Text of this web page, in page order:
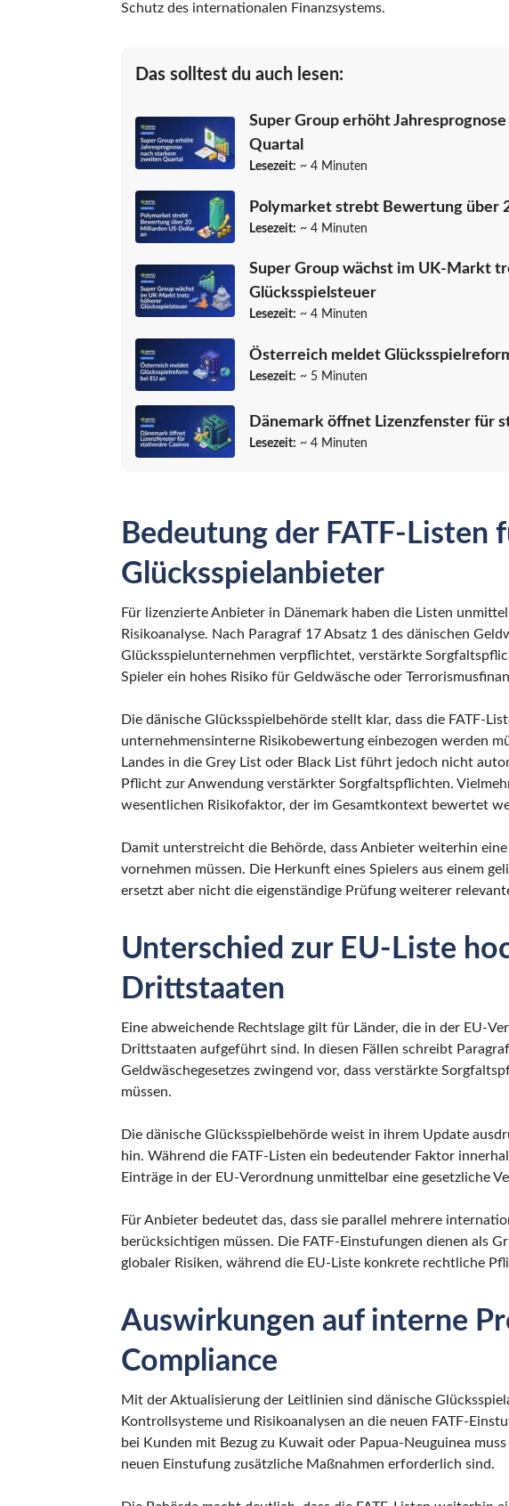
Schutz des internationalen Finanzsystems.
Das solltest du auch lesen:
Super Group erhöht
Quartal
Lesezeit: ~ 4 Minuten
Polymarket strebt Bewertung über
Lesezeit: ~ 4 Minuten
Super Group wächst im UK-Markt
Glücksspielsteuer
Lesezeit: ~ 4 Minuten
Österreich meldet
Lesezeit: ~ 5 Minuten
Dänemark öffnet Lizenzfenster für
Lesezeit: ~ 4 Minuten
Bedeutung der FATF-Listen
Glücksspielanbieter
Für lizenzierte Anbieter in Dänemark haben die Listen
Risikoanalyse. Nach Paragraf 17 Absatz 1 des dänischen
Glücksspielunternehmen verpflichtet, verstärkte
Spieler ein hohes Risiko für Geldwäsche oder
Die dänische Glücksspielbehörde stellt klar, dass die FATF-
unternehmensinterne Risikobewertung einbezogen werden
Landes in die Grey List oder Black List führt jedoch nicht
Pflicht zur Anwendung verstärkter Sorgfaltspflichten.
wesentlichen Risikofaktor, der im Gesamtkontext bewertet
Damit unterstreicht die Behörde, dass Anbieter weiterhin
vornehmen müssen. Die Herkunft eines Spielers aus einem
ersetzt aber nicht die eigenständige Prüfung weiterer
Unterschied zur EU-Liste
Drittstaaten
Eine abweichende Rechtslage gilt für Länder, die in der EU-
Drittstaaten aufgeführt sind. In diesen Fällen schreibt
Geldwäschegesetzes zwingend vor, dass verstärkte
müssen.
Die dänische Glücksspielbehörde weist in ihrem Update
hin. Während die FATF-Listen ein bedeutender Faktor
Einträge in der EU-Verordnung unmittelbar eine gesetzliche
Für Anbieter bedeutet das, dass sie parallel mehrere
berücksichtigen müssen. Die FATF-Einstufungen dienen als
globaler Risiken, während die EU-Liste konkrete rechtliche
Auswirkungen auf interne
Compliance
Mit der Aktualisierung der Leitlinien sind dänische
Kontrollsysteme und Risikoanalysen an die neuen FATF-
bei Kunden mit Bezug zu Kuwait oder Papua-Neuguinea
neuen Einstufung zusätzliche Maßnahmen erforderlich sind.